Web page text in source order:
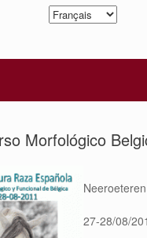
Choisir
une
Morfológico
Neeroeteren
27-28/08/